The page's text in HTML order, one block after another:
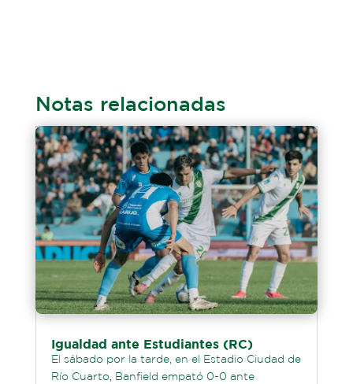
Notas relacionadas
Igualdad ante Estudiantes (RC)
El sábado por la tarde, en el Estadio Ciudad de
Río Cuarto, Banfield empató 0-0 ante